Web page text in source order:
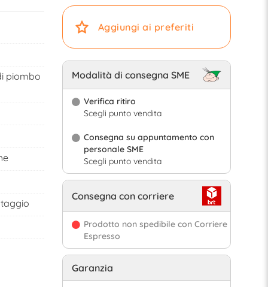
piombo
Aggiungi ai preferiti
Modalità di consegna SME
Verifica ritiro
Scegli punto vendita
Consegna su appuntamento con
personale SME
Scegli punto vendita
Consegna con corriere
Prodotto non spedibile con Corriere
Espresso
Garanzia